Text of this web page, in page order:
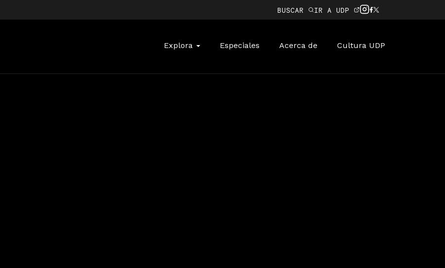
BUSCAR IR A UDP
Explora Especiales Acerca de Cultura UDP